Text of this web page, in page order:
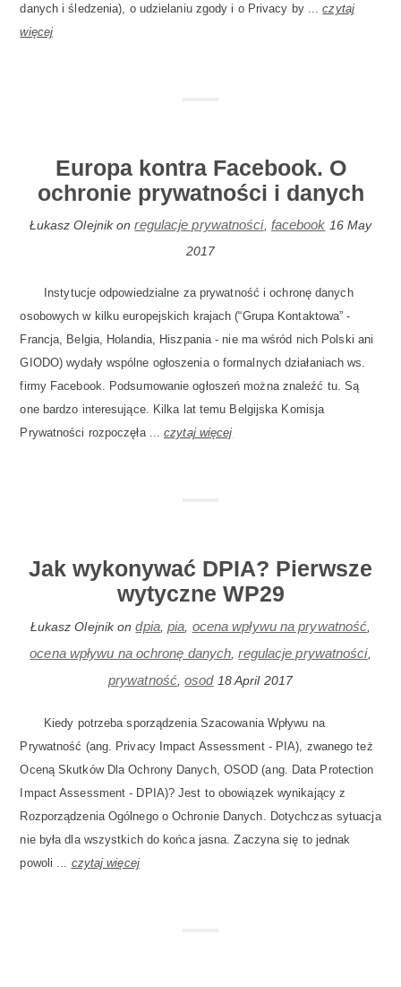
danych i śledzenia), o udzielaniu zgody i o Privacy by ...czytaj
więcej
Europa kontra Facebook. O
ochronie prywatności i danych
Łukasz Olejnikonregulacje prywatności, facebook 16 May
2017
Instytucje odpowiedzialne za prywatność i ochronę danych
osobowych w kilku europejskich krajach (“Grupa Kontaktowa” -
Francja, Belgia, Holandia, Hiszpania - nie ma wśród nich Polski ani
GIODO) wydały wspólne ogłoszenia o formalnych działaniach ws.
firmy Facebook. Podsumowanie ogłoszeń można znaleźć tu. Są
one bardzo interesujące. Kilka lat temu Belgijska Komisja
Prywatności rozpoczęła ...czytaj więcej
Jak wykonywać DPIA? Pierwsze
wytyczne WP29
Łukasz Olejnikondpia,pia ocena wpływu na prywatność
ocena wpływu na ochronę danych ,regulacje prywatności,
prywatność,osod 18 April 2017
Kiedy potrzeba sporządzenia Szacowania Wpływu na
Prywatność (ang. Privacy Impact Assessment - PIA), zwanego też
Oceną Skutków Dla Ochrony Danych, OSOD (ang. Data Protection
Impact Assessment - DPIA)? Jest to obowiązek wynikający z
Rozporządzenia Ogólnego o Ochronie Danych. Dotychczas sytuacja
nie była dla wszystkich do końca jasna. Zaczyna się to jednak
powoli ... czytaj więcej